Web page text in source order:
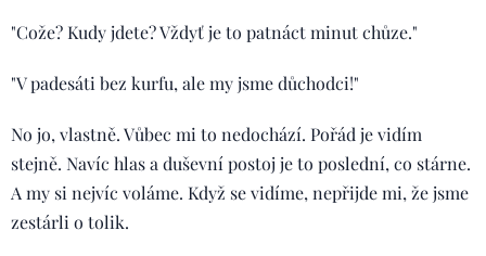
"Cože? Kudy jdete? Vždyť je to patnáct minut chůze."
"V padesáti bez kurfu, ale my jsme důchodci!"
No jo, vlastně. Vůbec mi to nedochází. Pořád je vidím
stejně. Navíc hlas a duševní postoj je to poslední, co stárne.
A my si nejvíc voláme. Když se vidíme, nepřijde mi, že jsme
zestárli o tolik.